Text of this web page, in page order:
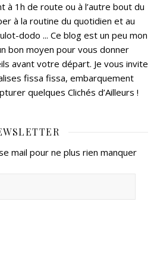
à 1h de route ou à l’autre bout du
à la routine du quotidien et au
dodo ... Ce blog est un peu mon
bon moyen pour vous donner
avant votre départ. Je vous invite
fissa fissa, embarquement
quelques Clichés d’Ailleurs !
mail pour ne plus rien manquer